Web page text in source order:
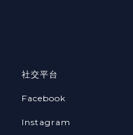
社交平台
Facebook
Instagram